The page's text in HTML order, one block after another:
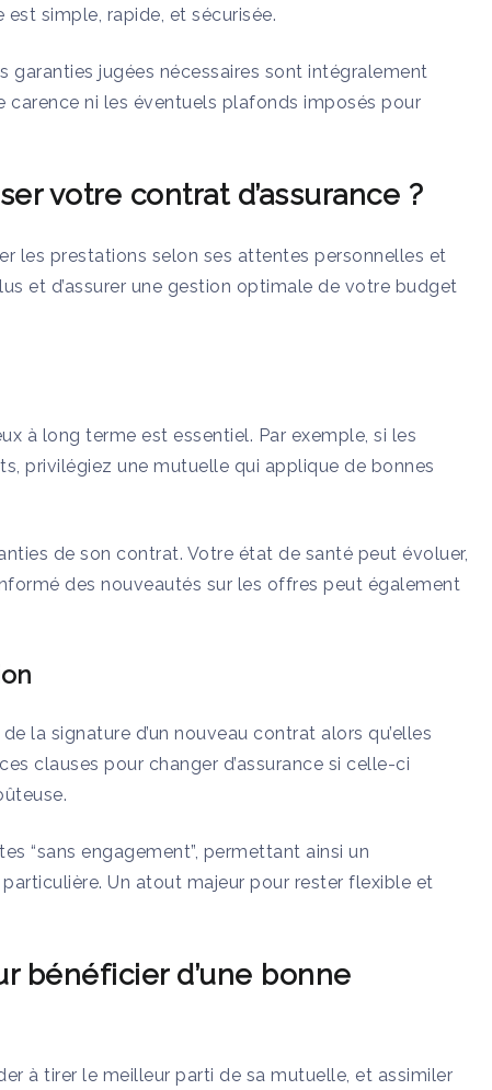
simple, rapide, et sécurisée.
garanties jugées nécessaires sont intégralement
ni les éventuels plafonds imposés pour
votre contrat d’assurance ?
les prestations selon ses attentes personnelles et
et d’assurer une gestion optimale de votre budget
à long terme est essentiel. Par exemple, si les
privilégiez une mutuelle qui applique de bonnes
de son contrat. Votre état de santé peut évoluer,
des nouveautés sur les offres peut également
la signature d’un nouveau contrat alors qu’elles
clauses pour changer d’assurance si celle-ci
“sans engagement”, permettant ainsi un
Un atout majeur pour rester flexible et
bénéficier d’une bonne
à tirer le meilleur parti de sa mutuelle, et assimiler